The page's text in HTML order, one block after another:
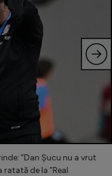
”Dan Șucu nu a vrut
de la ”Real